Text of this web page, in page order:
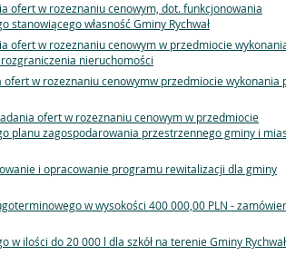
ofert w rozeznaniu cenowym, dot. funkcjonowania
stanowiącego własność Gminy Rychwał
ofert w rozeznaniu cenowym w przedmiocie
nieruchomości
ofert w rozeznaniu cenowymw przedmiocie wykonania
ofert w rozeznaniu cenowym w przedmiocie
planu zagospodarowania przestrzennego gminy i
i opracowanie programu rewitalizacji dla gminy
w wysokości 400 000,00 PLN -
w ilości do 20 000 l dla szkół na terenie Gminy